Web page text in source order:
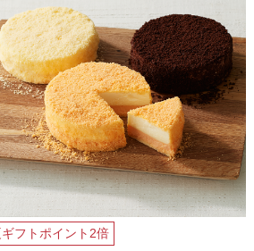
ギフトポイント2倍